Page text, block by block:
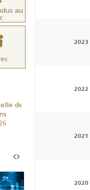
2023
2022
2021
2020
au
de